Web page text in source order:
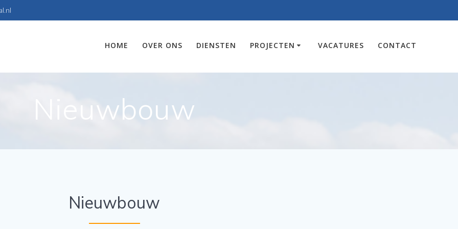
HOME OVER ONS DIENSTEN PROJECTEN VACATURES CONTACT
Nieuwbouw
Nieuwbouw